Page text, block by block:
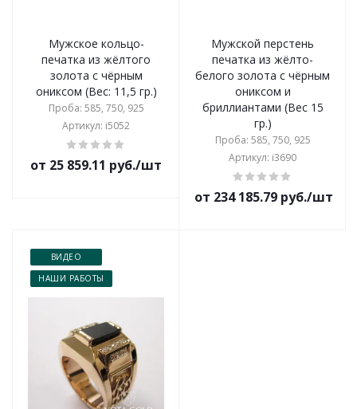
Мужское кольцо-
печатка из жёлтого
золота с чёрным
ониксом (Вес: 11,5 гр.)
Проба: 585, 750, 925
Артикул: i5052
от 25 859.11 руб./шт
Мужской перстень
печатка из жёлто-
белого золота с чёрным
ониксом и
бриллиантами (Вес 15
гр.)
Проба: 585, 750, 925
Артикул: i3690
от 234 185.79 руб./шт
ВИДЕО
НАШИ РАБОТЫ